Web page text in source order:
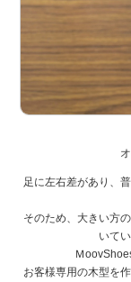
足に左右差があり、
そのため、大きい方
いて
Ｍ
お客様専用の木型を